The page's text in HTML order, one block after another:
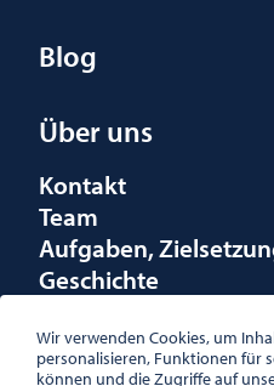
Blog
Über uns
Kontakt
Team
Aufgaben,
Geschichte
Förderungen
Logo
Wir verwenden Cookies, um
personalisieren, Funktionen für
können und die Zugriffe auf